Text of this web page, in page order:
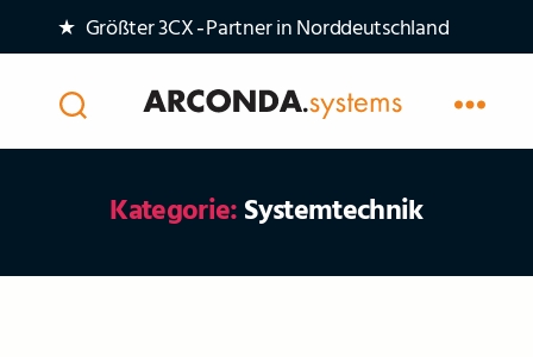
★ Größter 3CX‑Partner in Norddeutschland
Arconda
AG
Kategorie:Systemtechnik